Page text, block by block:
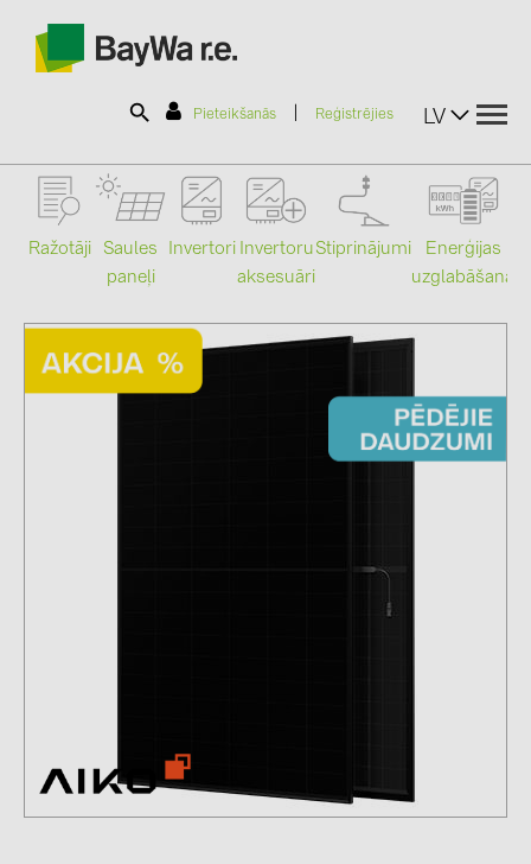
Pieteikšanās Reģistrējies LV
SOLAR-PLANIT
Informācija
Invertoru aksesuāri (84)
Ražotāji
Saules
paneļi
Invertori Invertoru
aksesuāri
Stiprinājumi
Enerģijas
uzglabāšana